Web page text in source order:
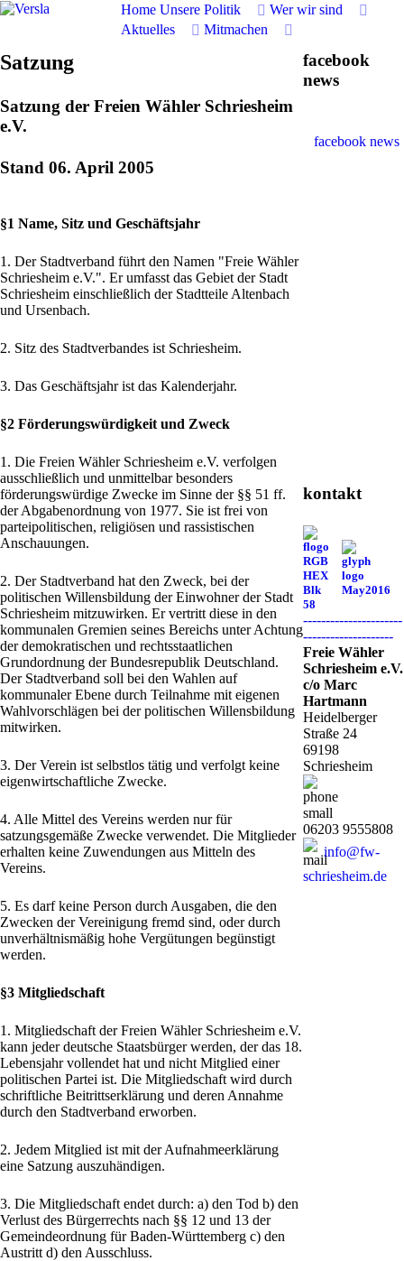
Home Unsere Politik
Wer wir sind
Aktuelles
Mitmachen
Satzung
Satzung der Freien Wähler Schriesheim
e.V.
Stand 06. April 2005
§1 Name, Sitz und Geschäftsjahr
1. Der Stadtverband führt den Namen "Freie Wähler
Schriesheim e.V.". Er umfasst das Gebiet der Stadt
Schriesheim einschließlich der Stadtteile Altenbach
und Ursenbach.
2. Sitz des Stadtverbandes ist Schriesheim.
3. Das Geschäftsjahr ist das Kalenderjahr.
§2 Förderungswürdigkeit und Zweck
1. Die Freien Wähler Schriesheim e.V. verfolgen
ausschließlich und unmittelbar besonders
förderungswürdige Zwecke im Sinne der §§ 51 ff.
der Abgabenordnung von 1977. Sie ist frei von
parteipolitischen, religiösen und rassistischen
Anschauungen.
2. Der Stadtverband hat den Zweck, bei der
politischen Willensbildung der Einwohner der Stadt
Schriesheim mitzuwirken. Er vertritt diese in den
kommunalen Gremien seines Bereichs unter Achtung
der demokratischen und rechtsstaatlichen
Grundordnung der Bundesrepublik Deutschland.
Der Stadtverband soll bei den Wahlen auf
kommunaler Ebene durch Teilnahme mit eigenen
Wahlvorschlägen bei der politischen Willensbildung
mitwirken.
3. Der Verein ist selbstlos tätig und verfolgt keine
eigenwirtschaftliche Zwecke.
4. Alle Mittel des Vereins werden nur für
satzungsgemäße Zwecke verwendet. Die Mitglieder
erhalten keine Zuwendungen aus Mitteln des
Vereins.
5. Es darf keine Person durch Ausgaben, die den
Zwecken der Vereinigung fremd sind, oder durch
unverhältnismäßig hohe Vergütungen begünstigt
werden.
§3 Mitgliedschaft
1. Mitgliedschaft der Freien Wähler Schriesheim e.V.
kann jeder deutsche Staatsbürger werden, der das 18.
Lebensjahr vollendet hat und nicht Mitglied einer
politischen Partei ist. Die Mitgliedschaft wird durch
schriftliche Beitrittserklärung und deren Annahme
durch den Stadtverband erworben.
2. Jedem Mitglied ist mit der Aufnahmeerklärung
eine Satzung auszuhändigen.
3. Die Mitgliedschaft endet durch: a) den Tod b) den
Verlust des Bürgerrechts nach §§ 12 und 13 der
Gemeindeordnung für Baden-Württemberg c) den
Austritt d) den Ausschluss.
facebook
news
facebook news
kontakt
----------------------
--------------------
Freie Wähler
Schriesheim e.V.
c/o Marc
Hartmann
Heidelberger
Straße 24
69198
Schriesheim
06203 9555808
info@fw-
schriesheim.de